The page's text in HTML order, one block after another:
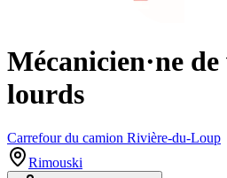
Mécanicien·ne
lourds
Carrefour du camion Rivière-du-Loup
Rimouski